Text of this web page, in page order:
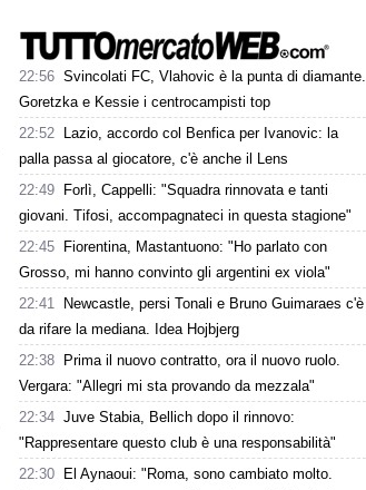
22:56 Svincolati FC, Vlahovic è la punta di diamante.
Goretzka e Kessie i centrocampisti top
22:52
Lazio, accordo col Benfica per Ivanovic: la
palla passa al giocatore, c'è anche il Lens
22:49
Forlì, Cappelli: "Squadra rinnovata e tanti
giovani. Tifosi, accompagnateci in questa stagione"
22:45
Fiorentina, Mastantuono: "Ho parlato con
Grosso, mi hanno convinto gli argentini ex viola"
22:41
Newcastle, persi Tonali e Bruno Guimaraes c'è
da rifare la mediana. Idea Hojbjerg
22:38
Prima il nuovo contratto, ora il nuovo ruolo.
Vergara: "Allegri mi sta provando da mezzala"
22:34 Juve Stabia, Bellich dopo il rinnovo:
"Rappresentare questo club è una responsabilità"
22:30
El Aynaoui: "Roma, sono cambiato molto.